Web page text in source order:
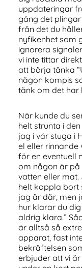
uppdateringar
gång det
från det du
nyfikenhet som
ignorera
vi inte tittar
att börja tänka
någon kompis
tänk om det har
När kunde du
helt strunta i
jag i vår stuga i
el eller rinnande
för en eventuell
om någon är på
vatten eller
helt koppla bort
jag är där, men
hur klarar du
aldrig klara.”
är alltså så
apparat, fast
bekräftelsen
erbjuder att vi